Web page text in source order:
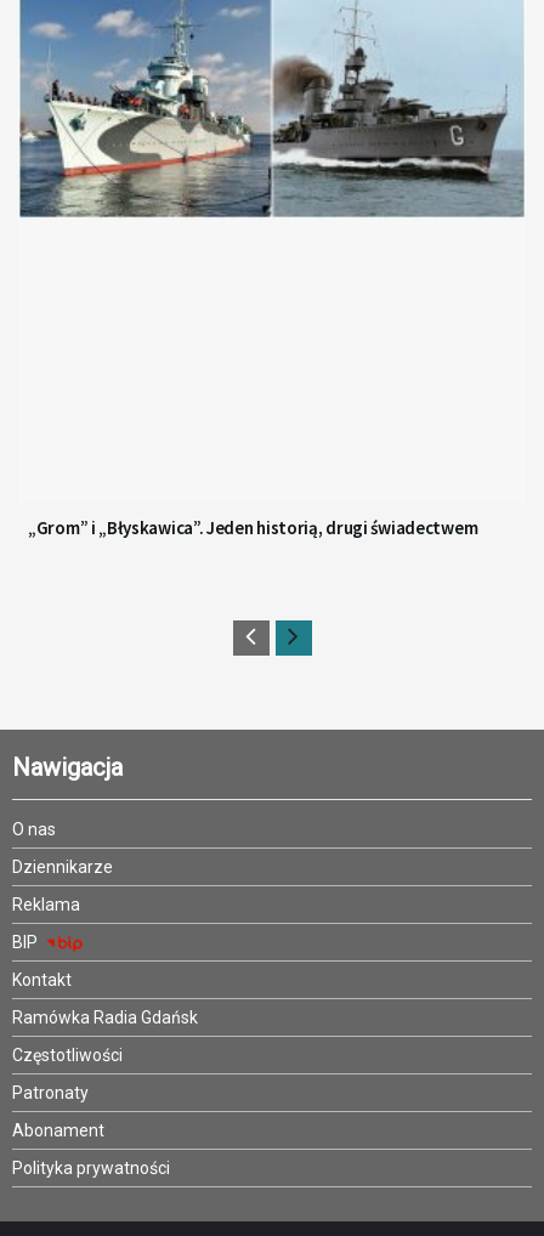
„Grom” i „Błyskawica”. Jeden historią, drugi świadectwem
Nawigacja
O nas
Dziennikarze
Reklama
BIP
Kontakt
Ramówka Radia Gdańsk
Częstotliwości
Patronaty
Abonament
Polityka prywatności